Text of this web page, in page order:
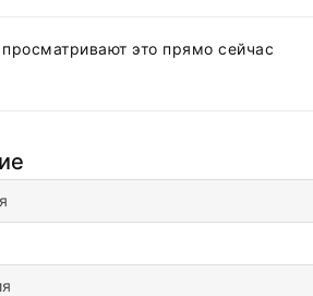
это прямо сейчас